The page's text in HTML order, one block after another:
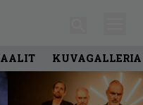
KUVAGALLERIA